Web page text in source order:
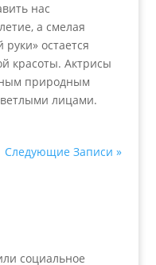
нас
а смелая
остается
красоты. Актрисы
природным
лицами.
Следующие Записи »
социальное